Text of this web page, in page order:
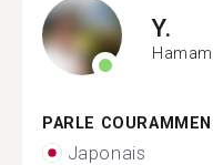
Y.
PARLE
Japonais